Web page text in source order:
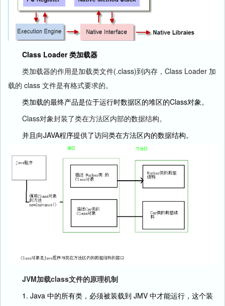
Class Loader 类加载器
类加载器的作用是加载类文件(.class)到内存，Class Loader 加
载的 class 文件是有格式要求的。
类加载的最终产品是位于运行时数据区的堆区的Class对象。
Class对象封装了类在方法区内部的数据结构。
并且向JAVA程序提供了访问类在方法区内的数据结构。
JVM加载class文件的原理机制
1. Java 中的所有类，必须被装载到 JMV 中才能运行，这个装